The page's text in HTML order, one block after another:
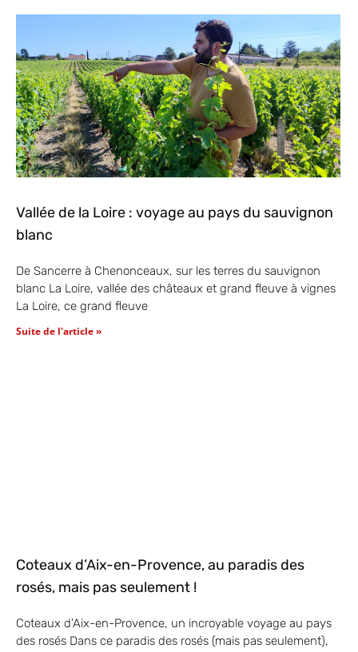
Vallée de la Loire : voyage au pays du sauvignon
blanc
De Sancerre à Chenonceaux, sur les terres du sauvignon
blanc La Loire, vallée des châteaux et grand fleuve à vignes
La Loire, ce grand fleuve
Suite de l'article »
Coteaux d’Aix-en-Provence, au paradis des
rosés, mais pas seulement !
Coteaux d’Aix-en-Provence, un incroyable voyage au pays
des rosés Dans ce paradis des rosés (mais pas seulement),